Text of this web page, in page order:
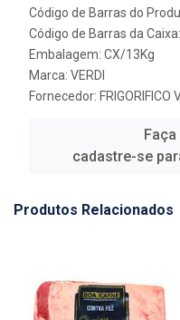
Código de Barras do
Código de Barras da
Embalagem: CX/13Kg
Marca: VERDI
Fornecedor: FRIGORIFICO
cadastre-se
Produtos Relacionados